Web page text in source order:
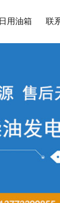
日用油箱 联